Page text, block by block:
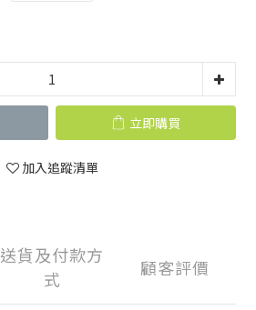
立即購買
加入追蹤清單
送貨及付款方
式
顧客評價